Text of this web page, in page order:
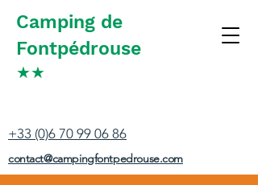
Camping de
Fontpédrouse
★★
+33 (0)6 70 99 06 86
contact@campingfontpedrouse.com